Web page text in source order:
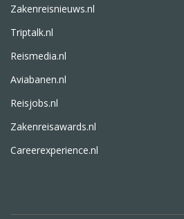
Zakenreisnieuws.nl
Triptalk.nl
Reismedia.nl
Aviabanen.nl
Reisjobs.nl
Zakenreisawards.nl
Careerexperience.nl